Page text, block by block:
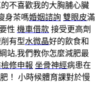
不喜歡我的大胸脯心臟
身茶嗎婚姻諮詢 雙眼皮滿
性 機車借款 接受更高劑
有型水微晶好的飲食和
站,我們教你怎麼減肥最
修申報 坐骨神經病患在
！ 小時候體育課對於慢